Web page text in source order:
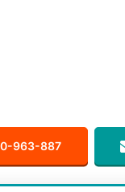
963-887